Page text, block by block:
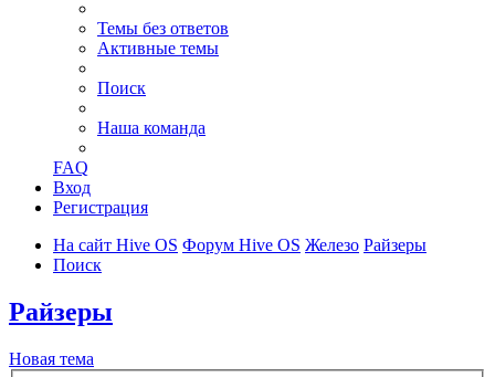
Темы без ответов
Активные темы
Поиск
Наша команда
FAQ
Вход
Регистрация
На сайт Hive OS Форум Hive OS Железо Райзеры
Поиск
Райзеры
Новая тема